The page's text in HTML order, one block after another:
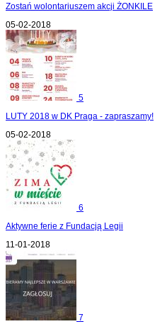
Zostań wolontariuszem akcji ŻONKILE
05-02-2018
5
LUTY 2018 w DK Praga - zapraszamy!
05-02-2018
6
Aktywne ferie z Fundacją Legii
11-01-2018
7